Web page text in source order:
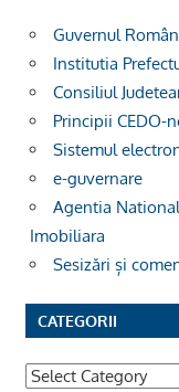
Guvernul
Institutia
Consiliul
Principii CEDO-
Sistemul
e-guvernare
Agentia
Imobiliara
Sesizări și
CATEGORII
Categorii